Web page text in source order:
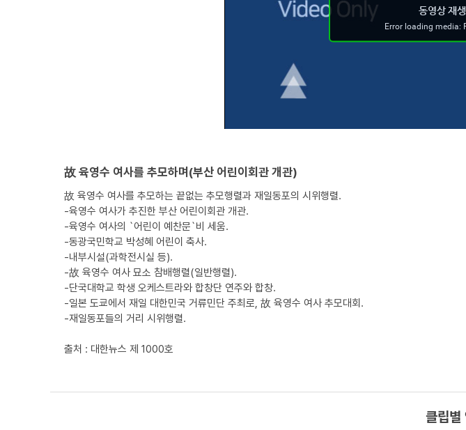
故 육영수 여사를 추모하며(부산 어린이회관 개관)
故 육영수 여사를 추모하는 끝없는 추모행렬과 재일동포의 시위행렬.
-육영수 여사가 추진한 부산 어린이회관 개관.
-육영수 여사의 `어린이 예찬문`비 세움.
-동광국민학교 박성혜 어린이 축사.
-내부시설(과학전시실 등).
-故 육영수 여사 묘소 참배행렬(일반행렬).
-단국대학교 학생 오케스트라와 합창단 연주와 합창.
-일본 도쿄에서 재일 대한민국 거류민단 주최로, 故 육영수 여사 추모대회.
-재일동포들의 거리 시위행렬.
출처 : 대한뉴스 제 1000호
클립